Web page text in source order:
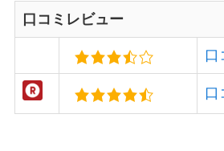
口コミレビュー
口
口